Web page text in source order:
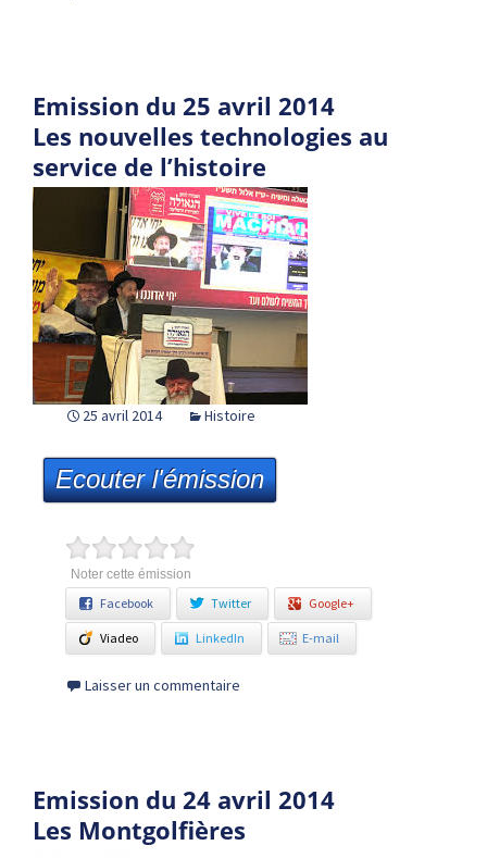
Emission du 25 avril 2014
Les nouvelles technologies au
service de l’histoire
25 avril 2014 Histoire
Ecouter l'émission
Noter cette émission
Facebook Twitter Google+
Viadeo LinkedIn E-mail
Laisser un commentaire
Emission du 24 avril 2014
Les Montgolfières